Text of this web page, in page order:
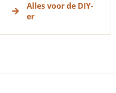
Alles voor de DIY-
er